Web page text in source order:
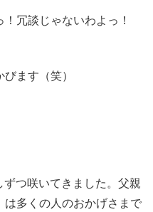
！冗談じゃないわよっ！
ます（笑）
つ咲いてきました。父親
多くの人のおかげさまで